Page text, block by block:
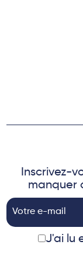
Inscrivez-
manquer
J'ai lu